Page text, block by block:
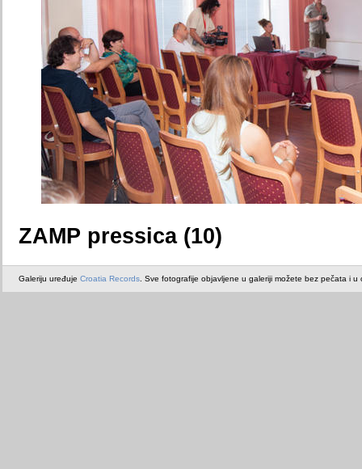
ZAMP pressica (10)
Galeriju uređuje Croatia Records . Sve fotografije objavljene u galeriji možete bez pečata i